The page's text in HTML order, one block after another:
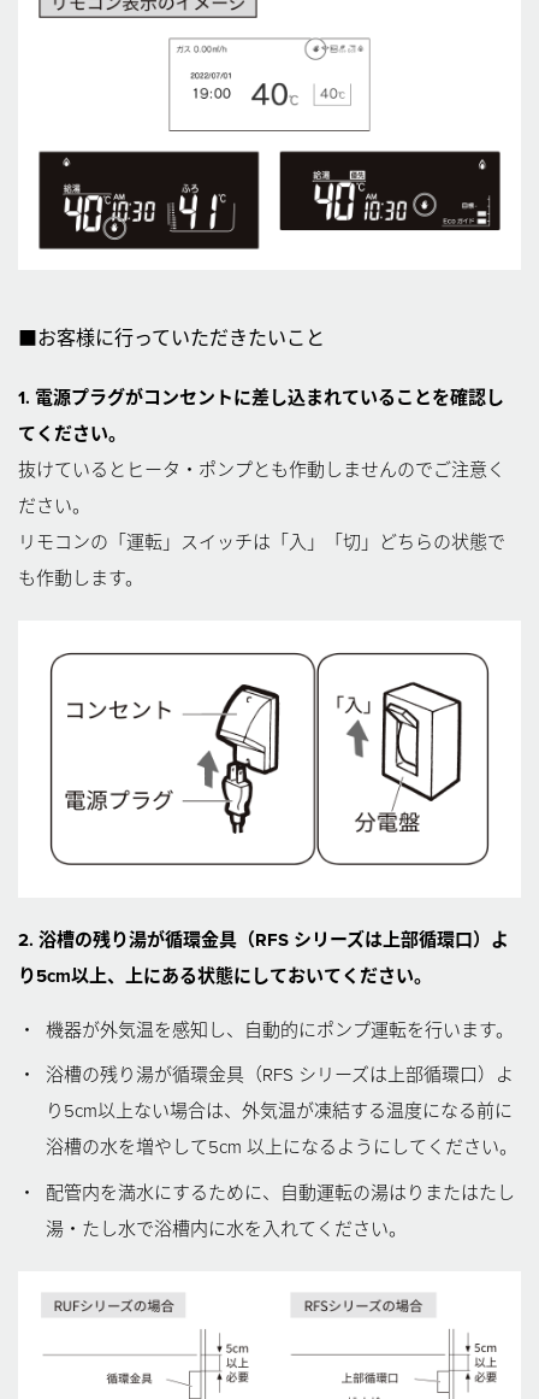
■お客様に行っていただきたいこと
1. 電源プラグがコンセントに差し込まれていることを確認し
てください。
抜けているとヒータ・ポンプとも作動しませんのでご注意く
ださい。
リモコンの「運転」スイッチは「入」「切」どちらの状態で
も作動します。
2. 浴槽の残り湯が循環金具（RFS シリーズは上部循環口）よ
り5cm以上、上にある状態にしておいてください。
・
機器が外気温を感知し、自動的にポンプ運転を行います。
・
浴槽の残り湯が循環金具（RFS シリーズは上部循環口）よ
り5cm以上ない場合は、外気温が凍結する温度になる前に
浴槽の水を増やして5cm 以上になるようにしてください。
・
配管内を満水にするために、自動運転の湯はりまたはたし
湯・たし水で浴槽内に水を入れてください。